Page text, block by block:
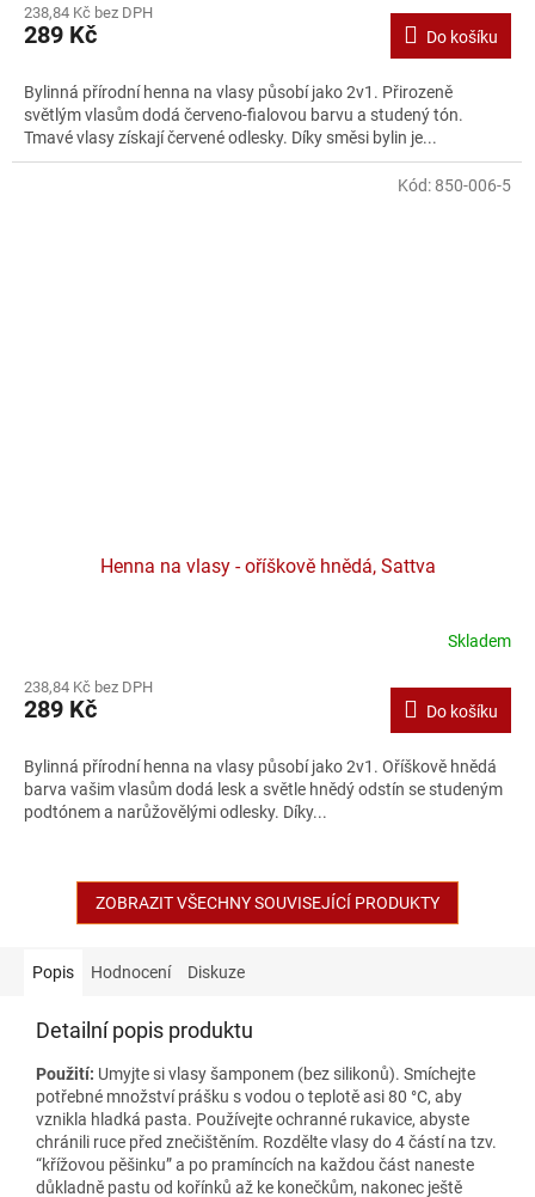
238,84 Kč bez DPH
289 Kč Do košíku
Bylinná přírodní henna na vlasy působí jako 2v1. Přirozeně
světlým vlasům dodá červeno-fialovou barvu a studený tón.
Tmavé vlasy získají červené odlesky. Díky směsi bylin je...
Henna na vlasy - oříškově hnědá, Sattva
Skladem
238,84 Kč bez DPH
289 Kč Do košíku
Bylinná přírodní henna na vlasy působí jako 2v1. Oříškově hnědá
barva vašim vlasům dodá lesk a světle hnědý odstín se studeným
podtónem a narůžovělými odlesky. Díky...
Kód: 850-006-5
ZOBRAZIT VŠECHNY SOUVISEJÍCÍ PRODUKTY
Popis Hodnocení Diskuze
Detailní popis produktu
Použití: Umyjte si vlasy šamponem (bez silikonů). Smíchejte
potřebné množství prášku s vodou o teplotě asi 80 °C, aby
vznikla hladká pasta. Používejte ochranné rukavice, abyste
chránili ruce před znečištěním. Rozdělte vlasy do 4 částí na tzv.
“křížovou pěšinku” a po pramíncích na každou část naneste
důkladně pastu od kořínků až ke konečkům, nakonec ještě